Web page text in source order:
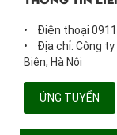
• Điện thoại
• Địa chỉ: Công ty
Biên, Hà Nội
ỨNG TUYỂN